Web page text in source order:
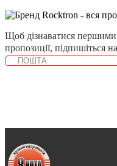
Щоб дізнаватися першими
пропозиції, підпишіться